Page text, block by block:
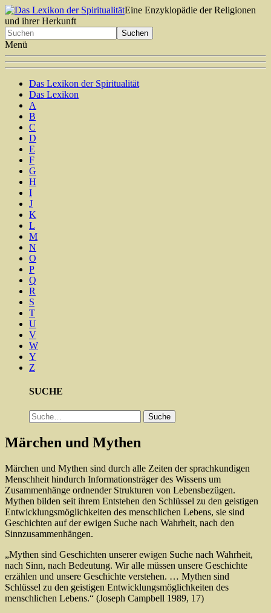
Eine Enzyklopädie der Religionen
und ihrer Herkunft
Menü
Das Lexikon der Spiritualität
Das Lexikon
A
B
C
D
E
F
G
H
I
J
K
L
M
N
O
P
Q
R
S
T
U
V
W
Y
Z
SUCHE
Suche Suche
Märchen und Mythen
Märchen und Mythen sind durch alle Zeiten der sprachkundigen
Menschheit hindurch Informationsträger des Wissens um
Zusammenhänge ordnender Strukturen von Lebensbezügen.
Mythen bilden seit ihrem Entstehen den Schlüssel zu den geistigen
Entwicklungsmöglichkeiten des menschlichen Lebens, sie sind
Geschichten auf der ewigen Suche nach Wahrheit, nach den
Sinnzusammenhängen.
„Mythen sind Geschichten unserer ewigen Suche nach Wahrheit,
nach Sinn, nach Bedeutung. Wir alle müssen unsere Geschichte
erzählen und unsere Geschichte verstehen. … Mythen sind
Schlüssel zu den geistigen Entwicklungsmöglichkeiten des
menschlichen Lebens.“ (Joseph Campbell 1989, 17)